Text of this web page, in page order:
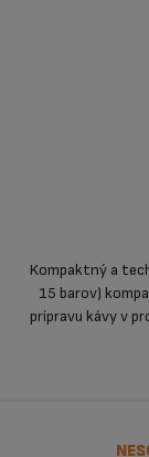
Kompaktný a
15 barov)
prípravu kávy v